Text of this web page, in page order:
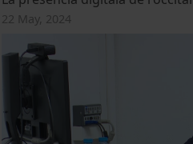
22 May, 2024